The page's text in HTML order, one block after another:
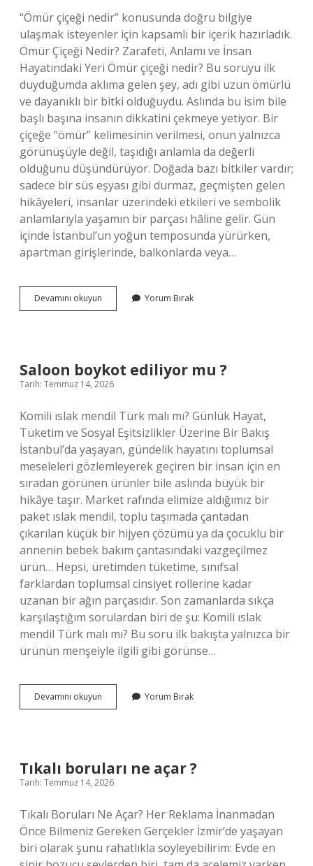
“Ömür çiçeği nedir” konusunda doğru bilgiye
ulaşmak isteyenler için kapsamlı bir içerik hazırladık.
Ömür Çiçeği Nedir? Zarafeti, Anlamı ve İnsan
Hayatındaki Yeri Ömür çiçeği nedir? Bu soruyu ilk
duyduğumda aklıma gelen şey, adı gibi uzun ömürlü
ve dayanıklı bir bitki olduğuydu. Aslında bu isim bile
başlı başına insanın dikkatini çekmeye yetiyor. Bir
çiçeğe “ömür” kelimesinin verilmesi, onun yalnızca
görünüşüyle değil, taşıdığı anlamla da değerli
olduğunu düşündürüyor. Doğada bazı bitkiler vardır;
sadece bir süs eşyası gibi durmaz, geçmişten gelen
hikâyeleri, insanlar üzerindeki etkileri ve sembolik
anlamlarıyla yaşamın bir parçası hâline gelir. Gün
içinde İstanbul’un yoğun temposunda yürürken,
apartman girişlerinde, balkonlarda veya…
Devamını okuyun
çiçeği
Yorum Bırak
Saloon boykot ediliyor mu ?
Tarih: Temmuz 14, 2026
Komili ıslak mendil Türk malı mı? Günlük Hayat,
Tüketim ve Sosyal Eşitsizlikler Üzerine Bir Bakış
İstanbul’da yaşayan, gündelik hayatını toplumsal
meseleleri gözlemleyerek geçiren bir insan için en
sıradan görünen ürünler bile aslında büyük bir
hikâye taşır. Market rafında elimize aldığımız bir
paket ıslak mendil, toplu taşımada çantadan
çıkarılan küçük bir hijyen çözümü ya da çocuklu bir
annenin bebek bakım çantasındaki vazgeçilmez
ürün… Hepsi, üretimden tüketime, sınıfsal
farklardan toplumsal cinsiyet rollerine kadar
uzanan bir ağın parçasıdır. Son zamanlarda sıkça
karşılaştığım sorulardan biri de şu: Komili ıslak
mendil Türk malı mı? Bu soru ilk bakışta yalnızca bir
ürünün menşeiyle ilgili gibi görünse…
Devamını okuyun
boykot
Yorum Bırak
Tıkalı boruları ne açar ?
Tarih: Temmuz 14, 2026
Tıkalı Boruları Ne Açar? Her Reklama İnanmadan
Önce Bilmeniz Gereken Gerçekler İzmir’de yaşayan
biri olarak şunu rahatlıkla söyleyebilirim: Evde en